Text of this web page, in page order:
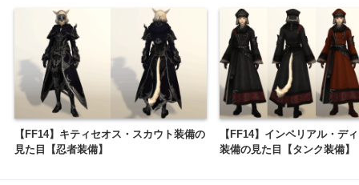
【FF14】キティセオス・スカウト装備の
見た目【忍者装備】
【FF14】インペリアル・デ
装備の見た目【タンク装備】